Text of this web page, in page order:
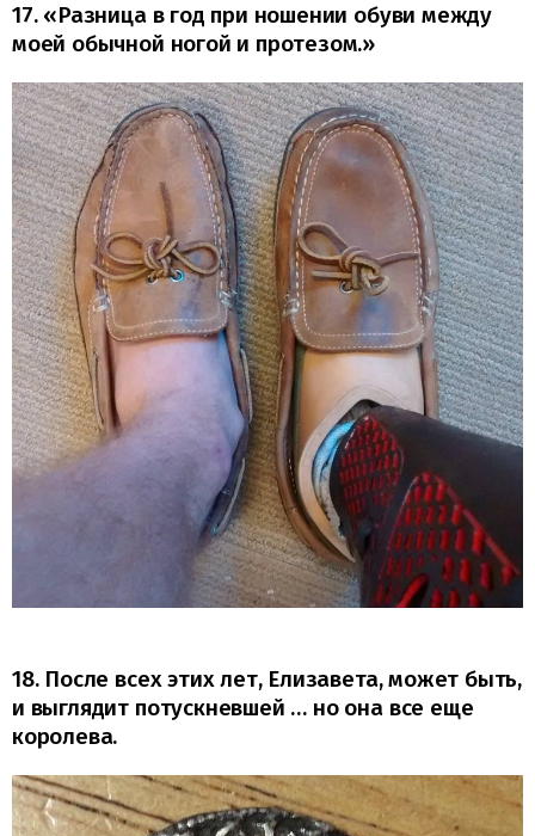
17. «Разница в год при ношении обуви между
моей обычной ногой и протезом.»
18. После всех этих лет, Елизавета, может быть,
и выглядит потускневшей … но она все еще
королева.